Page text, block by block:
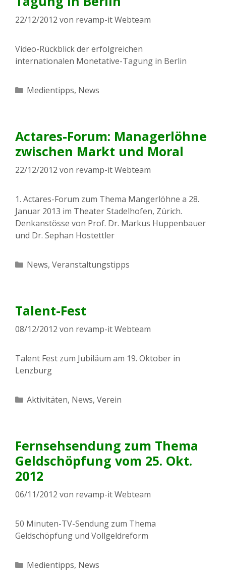
22/12/2012 von revamp-it Webteam
Video-Rückblick der erfolgreichen
internationalen Monetative-Tagung in Berlin
Kategorien
Medientipps, News
Actares-Forum: Managerlöhne
zwischen Markt und Moral
22/12/2012 von revamp-it Webteam
1. Actares-Forum zum Thema Mangerlöhne a 28.
Januar 2013 im Theater Stadelhofen, Zürich.
Denkanstösse von Prof. Dr. Markus Huppenbauer
und Dr. Sephan Hostettler
Kategorien
News, Veranstaltungstipps
Talent-Fest
08/12/2012 von revamp-it Webteam
Talent Fest zum Jubiläum am 19. Oktober in
Lenzburg
Kategorien
Aktivitäten, News, Verein
Fernsehsendung zum Thema
Geldschöpfung vom 25. Okt.
2012
06/11/2012 von revamp-it Webteam
50 Minuten-TV-Sendung zum Thema
Geldschöpfung und Vollgeldreform
Kategorien
Medientipps, News